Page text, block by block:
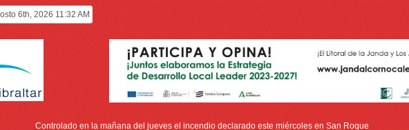
6th, 2026 11:32 AM
Controlado en la mañana del jueves el incendio declarado este miércoles en San Roque